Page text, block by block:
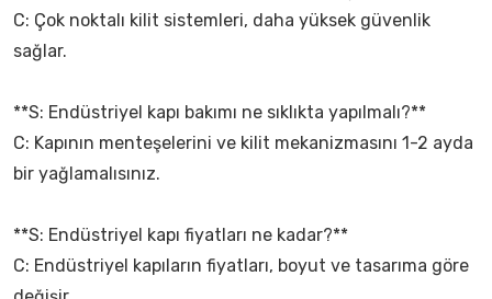
C: Çok noktalı kilit sistemleri, daha yüksek güvenlik
sağlar.
**S: Endüstriyel kapı bakımı ne sıklıkta yapılmalı?**
C: Kapının menteşelerini ve kilit mekanizmasını 1-2 ayda
bir yağlamalısınız.
**S: Endüstriyel kapı fiyatları ne kadar?**
C: Endüstriyel kapıların fiyatları, boyut ve tasarıma göre